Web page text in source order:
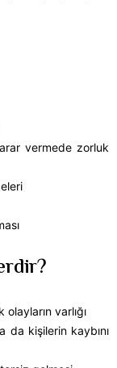
vermede zorluk
varlığı
da kişilerin kaybını